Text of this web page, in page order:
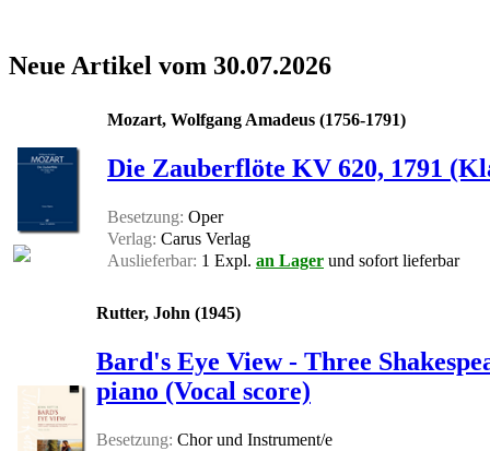
Neue Artikel vom 30.07.2026
Mozart, Wolfgang Amadeus (1756-1791)
Die Zauberflöte KV 620, 1791
Besetzung: Oper
Verlag: Carus Verlag
Auslieferbar: 1 Expl. an Lager und sofort lieferbar
Rutter, John (1945)
Bard's Eye View - Three
piano (Vocal score)
Besetzung: Chor und Instrument/e